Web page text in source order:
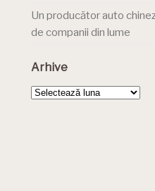
Un producător auto
de companii din lume
Arhive
Arhive